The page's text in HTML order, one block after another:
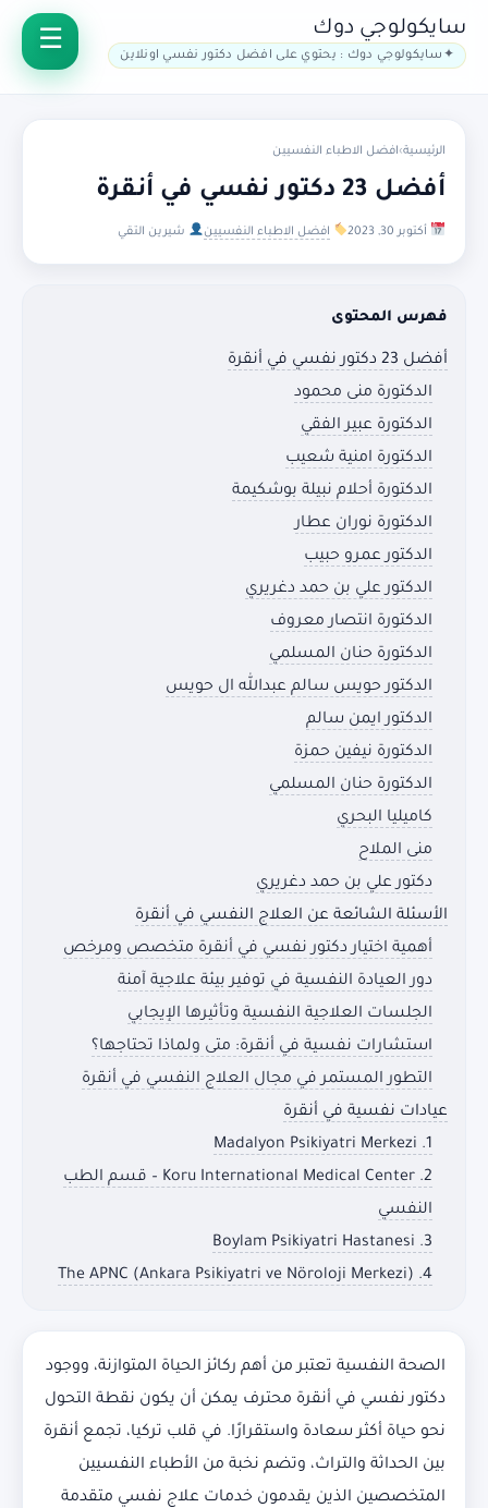
سايكولوجي دوك
سايكولوجي دوك : يحتوي على افضل دكتور نفسي اونلاين
الرئيسية›افضل الاطباء النفسيين
أفضل 23 دكتور نفسي في أنقرة
أكتوبر 30, 2023 افضل الاطباء النفسيين شيرين التقي
فهرس المحتوى
أفضل 23 دكتور نفسي في أنقرة
الدكتورة منى محمود
الدكتورة عبير الفقي
الدكتورة امنية شعيب
الدكتورة أحلام نبيلة بوشكيمة
الدكتورة نوران عطار
الدكتور عمرو حبيب
الدكتور علي بن حمد دغريري
الدكتورة انتصار معروف
الدكتورة حنان المسلمي
الدكتور حويس سالم عبدالله ال حويس
الدكتور ايمن سالم
الدكتورة نيفين حمزة
الدكتورة حنان المسلمي
كاميليا البحري
منى الملاح
دكتور علي بن حمد دغريري
الأسئلة الشائعة عن العلاج النفسي في أنقرة
أهمية اختيار دكتور نفسي في أنقرة متخصص ومرخص
دور العيادة النفسية في توفير بيئة علاجية آمنة
الجلسات العلاجية النفسية وتأثيرها الإيجابي
استشارات نفسية في أنقرة: متى ولماذا تحتاجها؟
التطور المستمر في مجال العلاج النفسي في أنقرة
عيادات نفسية في أنقرة
1. Madalyon Psikiyatri Merkezi
2. Koru International Medical Center – قسم الطب
النفسي
3. Boylam Psikiyatri Hastanesi
4. The APNC (Ankara Psikiyatri ve Nöroloji Merkezi)
الصحة النفسية تعتبر من أهم ركائز الحياة المتوازنة، ووجود
دكتور نفسي في أنقرة محترف يمكن أن يكون نقطة التحول
نحو حياة أكثر سعادة واستقرارًا. في قلب تركيا، تجمع أنقرة
بين الحداثة والتراث، وتضم نخبة من الأطباء النفسيين
المتخصصين الذين يقدمون خدمات علاج نفسي متقدمة